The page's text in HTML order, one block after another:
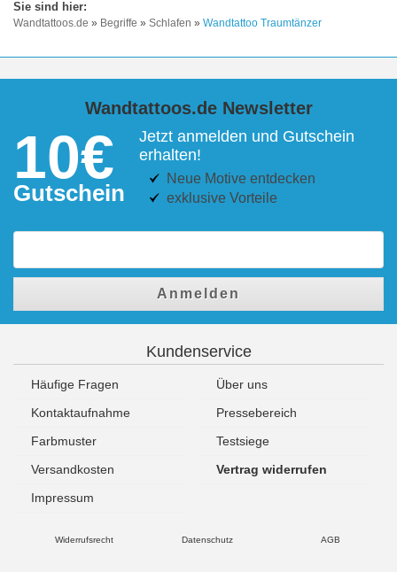
Wandtattoos.de » Begriffe » Schlafen » Wandtattoo Traumtänzer
Wandtattoos.de Newsletter
10€
Gutschein
Jetzt anmelden und Gutschein
erhalten!
Neue Motive entdecken
exklusive Vorteile
Anmelden
Kundenservice
Häufige Fragen
Über uns
Kontaktaufnahme
Pressebereich
Farbmuster
Testsiege
Versandkosten
Vertrag widerrufen
Impressum
Widerrufsrecht Datenschutz AGB